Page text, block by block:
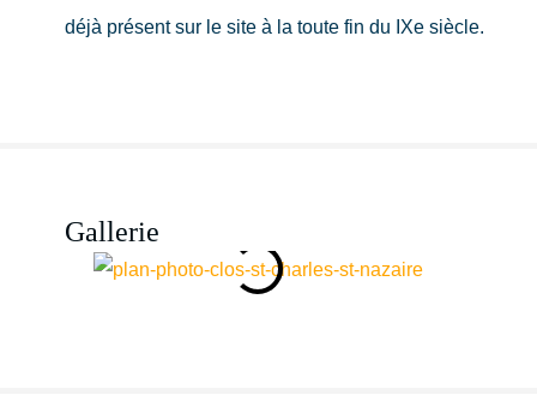
déjà présent sur le site à la toute fin du IXe siècle.
Gallerie